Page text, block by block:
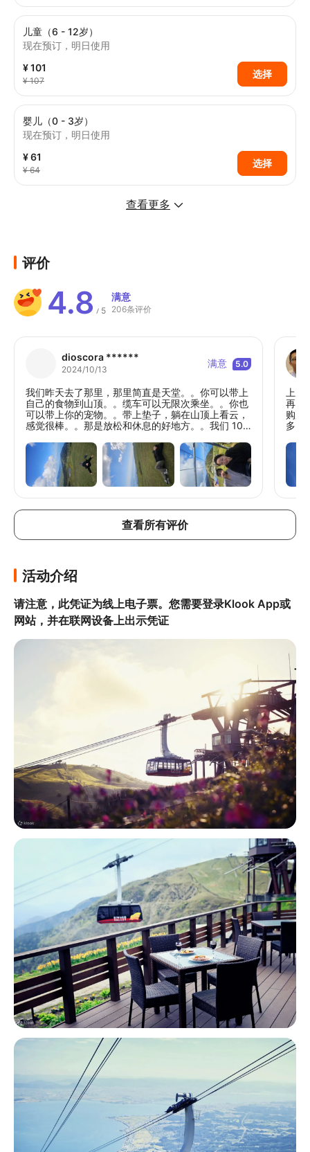
儿童（6 - 12岁）
现在预订，明日使用
¥ 101
¥ 107
选择
婴儿（0 - 3岁）
现在预订，明日使用
¥ 61
¥ 64
选择
查看更多
评价
4.8 / 5
满意
206条评价
dioscora ******
2024/10/13 满意 5.0
我们昨天去了那里，那里简直是天堂。。你可以带上
自己的食物到山顶。。缆车可以无限次乘坐。。你也
可以带上你的宠物。。带上垫子，躺在山顶上看云，
感觉很棒。。那是放松和休息的好地方。。我们 10
上
再回
购票
多，
的风
～想
查看所有评价
活动介绍
请注意，此凭证为线上电子票。您需要登录Klook App或
网站，并在联网设备上出示凭证